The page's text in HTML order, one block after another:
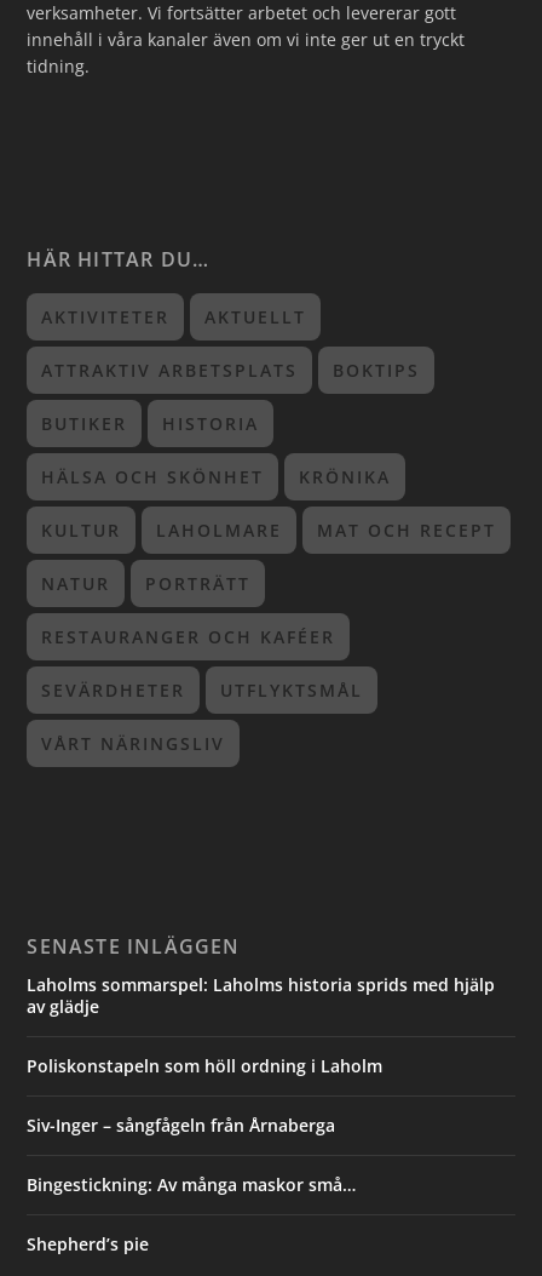
verksamheter. Vi fortsätter arbetet och levererar gott
innehåll i våra kanaler även om vi inte ger ut en tryckt
tidning.
HÄR HITTAR DU…
AKTIVITETER AKTUELLT
ATTRAKTIV ARBETSPLATS BOKTIPS
BUTIKER HISTORIA
HÄLSA OCH SKÖNHET KRÖNIKA
KULTUR LAHOLMARE MAT OCH RECEPT
NATUR PORTRÄTT
RESTAURANGER OCH KAFÉER
SEVÄRDHETER UTFLYKTSMÅL
VÅRT NÄRINGSLIV
SENASTE INLÄGGEN
Laholms sommarspel: Laholms historia sprids med hjälp
av glädje
Poliskonstapeln som höll ordning i Laholm
Siv-Inger – sångfågeln från Årnaberga
Bingestickning: Av många maskor små…
Shepherd’s pie